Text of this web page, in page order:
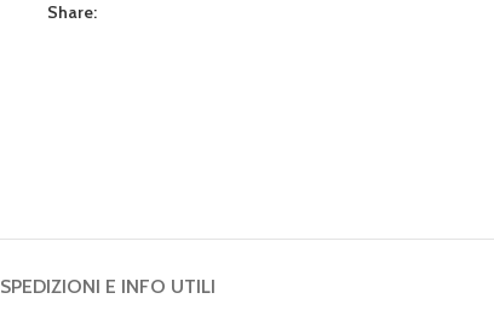
Share:
SPEDIZIONI E INFO UTILI